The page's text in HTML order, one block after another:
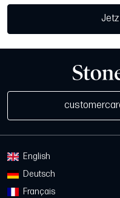
English
Deutsch
Français